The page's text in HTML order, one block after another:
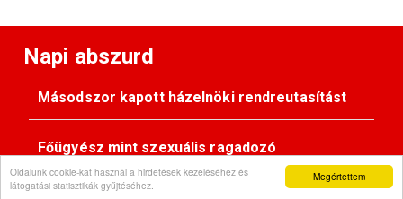
Megértettem
Oldalunk cookie-kat használ a hirdetések kezeléséhez és
látogatási statisztikák gyűjtéséhez.
Napi abszurd
Másodszor kapott házelnöki rendreutasítást
Főügyész mint szexuális ragadozó